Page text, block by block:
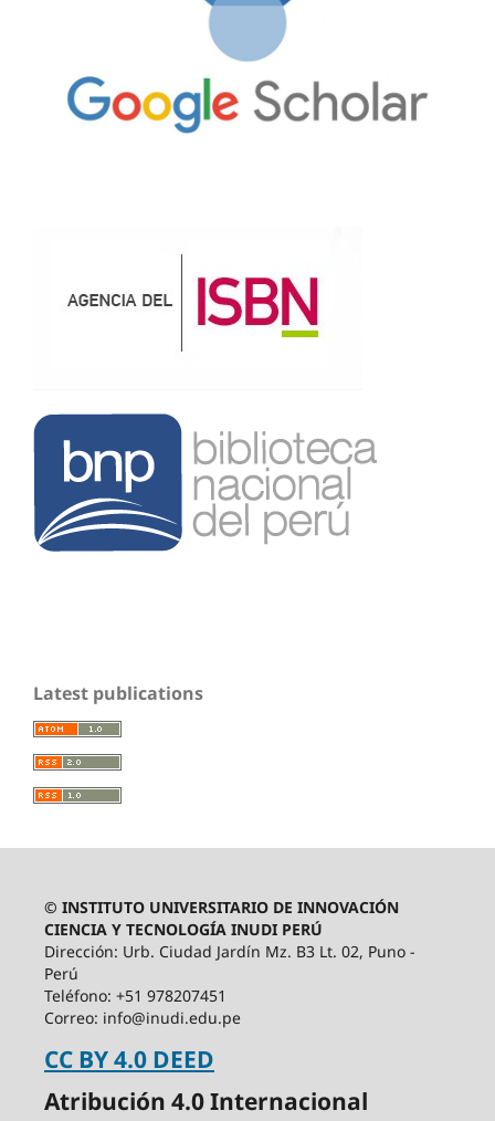
Latest publications
© INSTITUTO UNIVERSITARIO DE INNOVACIÓN
CIENCIA Y TECNOLOGÍA INUDI PERÚ
Dirección: Urb. Ciudad Jardín Mz. B3 Lt. 02, Puno -
Perú
Teléfono: +51 978207451
Correo: info@inudi.edu.pe
CC BY 4.0 DEED
Atribución 4.0 Internacional